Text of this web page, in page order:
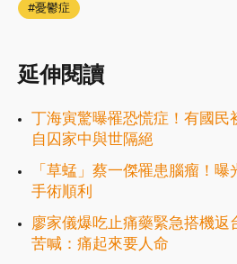
憂鬱症
延伸閱讀
丁海寅驚曝罹恐慌症！有國民
自囚家中與世隔絕
「草蜢」蔡一傑罹患腦瘤！
手術順利
廖家儀爆吃止痛藥緊急搭機返
苦喊：痛起來要人命